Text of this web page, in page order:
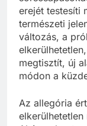
erejét testesíti
természeti
változás, a
megtisztít, új
módon a
Az allegória